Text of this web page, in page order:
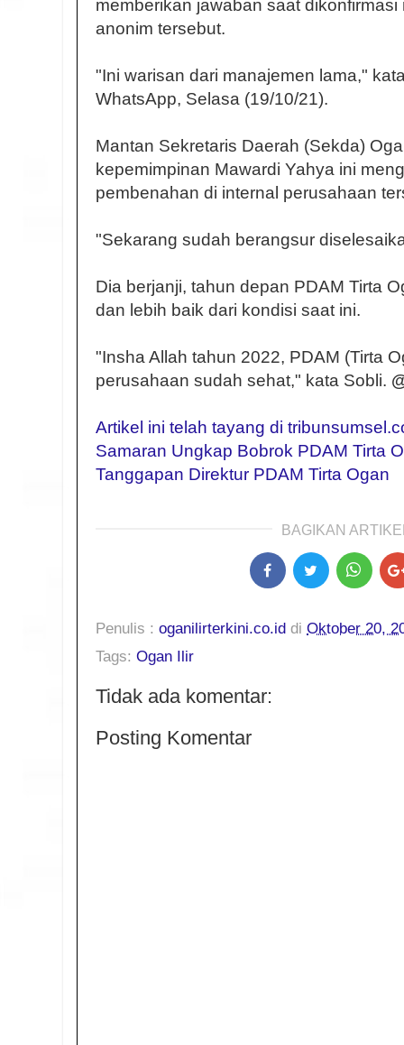
memberikan jawaban saat
anonim tersebut.
"Ini warisan dari manajemen lama,"
WhatsApp, Selasa (19/10/21).
Mantan Sekretaris Daerah (Sekda)
kepemimpinan Mawardi Yahya ini
pembenahan di internal perusahaan
"Sekarang sudah berangsur
Dia berjanji, tahun depan PDAM Tirta
dan lebih baik dari kondisi saat ini.
"Insha Allah tahun 2022, PDAM (Tirta
perusahaan sudah sehat," kata Sobli.
Artikel ini telah tayang di
Samaran Ungkap Bobrok PDAM Tirta
Tanggapan Direktur PDAM Tirta Ogan
BAGIKAN
Penulis : oganilirterkini.co.id di Oktober 20,
Tags: Ogan Ilir
Tidak ada komentar:
Posting Komentar